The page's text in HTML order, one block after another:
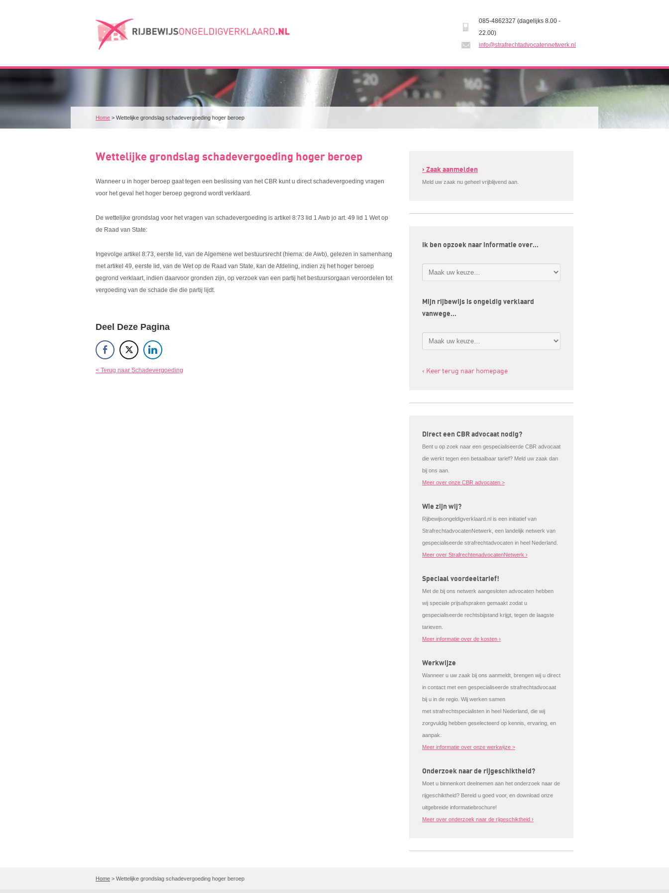
085-4862327 (dagelijks 8.00 -
22.00)
info@strafrechtadvocatennetwerk.nl
Home > Wettelijke grondslag schadevergoeding hoger beroep
Wettelijke grondslag schadevergoeding hoger beroep
Wanneer u in hoger beroep gaat tegen een beslissing van het CBR kunt u direct schadevergoeding vragen
voor het geval het hoger beroep gegrond wordt verklaard.
De wettelijke grondslag voor het vragen van schadevergoeding is artikel 8:73 lid 1 Awb jo art. 49 lid 1 Wet op
de Raad van State:
Ingevolge artikel 8:73, eerste lid, van de Algemene wet bestuursrecht (hierna: de Awb), gelezen in samenhang
met artikel 49, eerste lid, van de Wet op de Raad van State, kan de Afdeling, indien zij het hoger beroep
gegrond verklaart, indien daarvoor gronden zijn, op verzoek van een partij het bestuursorgaan veroordelen tot
vergoeding van de schade die die partij lijdt.
Deel Deze Pagina
< Terug naar Schadevergoeding
› Zaak aanmelden
Meld uw zaak nu geheel vrijblijvend aan.
Ik ben opzoek naar informatie over…
Mijn rijbewijs is ongeldig verklaard
vanwege…
‹ Keer terug naar homepage
Direct een CBR advocaat nodig?
Bent u op zoek naar een gespecialiseerde CBR advocaat
die werkt tegen een betaalbaar tarief? Meld uw zaak dan
bij ons aan.
Meer over onze CBR advocaten >
Wie zijn wij?
Rijbewijsongeldigverklaard.nl is een initiatief van
StrafrechtadvocatenNetwerk, een landelijk netwerk van
gespecialiseerde strafrechtadvocaten in heel Nederland.
Meer over StrafrechtenadvocatenNetwerk ›
Speciaal voordeeltarief!
Met de bij ons netwerk aangesloten advocaten hebben
wij speciale prijsafspraken gemaakt zodat u
gespecialiseerde rechtsbijstand krijgt, tegen de laagste
tarieven.
Meer informatie over de kosten ›
Werkwijze
Wanneer u uw zaak bij ons aanmeldt, brengen wij u direct
in contact met een gespecialiseerde strafrechtadvocaat
bij u in de regio. Wij werken samen
met strafrechtspecialisten in heel Nederland, die wij
zorgvuldig hebben geselecteerd op kennis, ervaring, en
aanpak.
Meer informatie over onze werkwijze >
Onderzoek naar de rijgeschiktheid?
Moet u binnenkort deelnemen aan het onderzoek naar de
rijgeschiktheid? Bereid u goed voor, en download onze
uitgebreide informatiebrochure!
Meer over onderzoek naar de rijgeschiktheid ›
Home > Wettelijke grondslag schadevergoeding hoger beroep